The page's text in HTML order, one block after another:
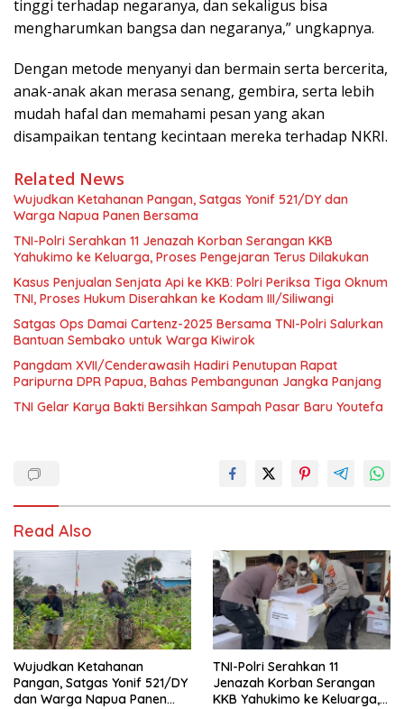
tinggi terhadap negaranya, dan sekaligus bisa
mengharumkan bangsa dan negaranya,” ungkapnya.
Dengan metode menyanyi dan bermain serta bercerita,
anak-anak akan merasa senang, gembira, serta lebih
mudah hafal dan memahami pesan yang akan
disampaikan tentang kecintaan mereka terhadap NKRI.
Related News
Wujudkan Ketahanan Pangan, Satgas Yonif 521/DY dan
Warga Napua Panen Bersama
TNI-Polri Serahkan 11 Jenazah Korban Serangan KKB
Yahukimo ke Keluarga, Proses Pengejaran Terus Dilakukan
Kasus Penjualan Senjata Api ke KKB: Polri Periksa Tiga Oknum
TNI, Proses Hukum Diserahkan ke Kodam III/Siliwangi
Satgas Ops Damai Cartenz-2025 Bersama TNI-Polri Salurkan
Bantuan Sembako untuk Warga Kiwirok
Pangdam XVII/Cenderawasih Hadiri Penutupan Rapat
Paripurna DPR Papua, Bahas Pembangunan Jangka Panjang
TNI Gelar Karya Bakti Bersihkan Sampah Pasar Baru Youtefa
Read Also
Wujudkan Ketahanan
Pangan, Satgas Yonif 521/DY
dan Warga Napua Panen
TNI-Polri Serahkan 11
Jenazah Korban Serangan
KKB Yahukimo ke Keluarga,